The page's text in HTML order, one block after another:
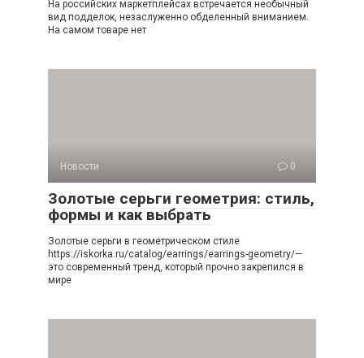
На российских маркетплейсах встречается необычный
вид подделок, незаслуженно обделенный вниманием.
На самом товаре нет
Новости 0
Золотые серьги геометрия: стиль,
формы и как выбрать
Золотые серьги в геометрическом стиле
https://iskorka.ru/catalog/earrings/earrings-geometry/—
это современный тренд, который прочно закрепился в
мире